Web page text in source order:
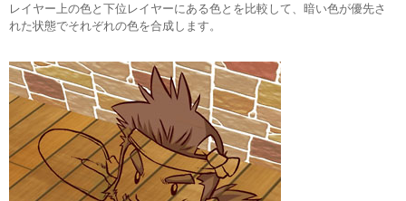
レイヤー上の色と下位レイヤーにある色とを比較して、暗い色が優先さ
れた状態でそれぞれの色を合成します。